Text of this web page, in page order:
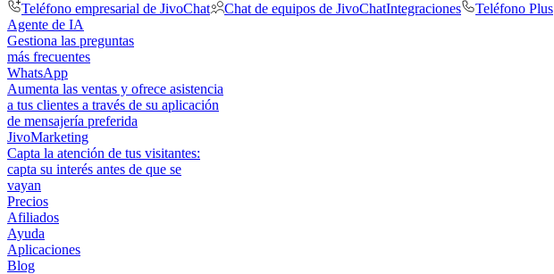
Teléfono empresarial de JivoChat
Chat de equipos de JivoChatIntegraciones Teléfono Plus
Agente de IA
Gestiona las preguntas
más frecuentes
WhatsApp
Aumenta las ventas y ofrece asistencia
a tus clientes a través de su aplicación
de mensajería preferida
JivoMarketing
Capta la atención de tus visitantes:
capta su interés antes de que se
vayan
Precios
Afiliados
Ayuda
Aplicaciones
Blog